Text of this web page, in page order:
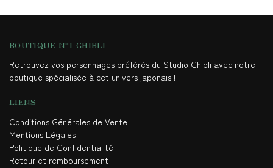
BOUTIQUE N°1 GHIBLI
Retrouvez vos personnages préférés du Studio Ghibli avec notre
boutique spécialisée à cet univers japonais !
LIENS
Conditions Générales de Vente
Mentions Légales
Politique de Confidentialité
Retour et remboursement